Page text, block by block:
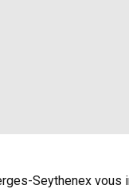
Seythenex vous